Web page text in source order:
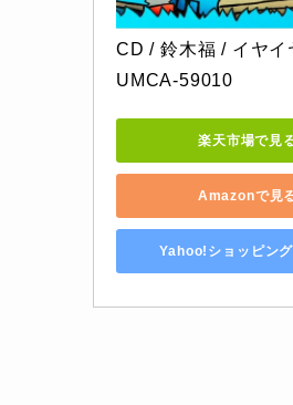
CD / 鈴木福 / イヤイ
UMCA-59010
楽天市場で見
Amazonで見
Yahoo!ショッピン